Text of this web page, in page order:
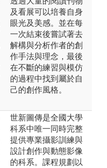
及看展可以培養自身
眼光及美感。並在每
一次結束後嘗試著去
解構與分析作者的創
作手法與理念，最後
在不斷的練習與模仿
的過程中找到屬於自
己的創作風格。
世新圖傳是全國大學
科系中唯一同時完整
提供專業攝影訓練與
設計創作與動態影像
的科系。課程規劃以